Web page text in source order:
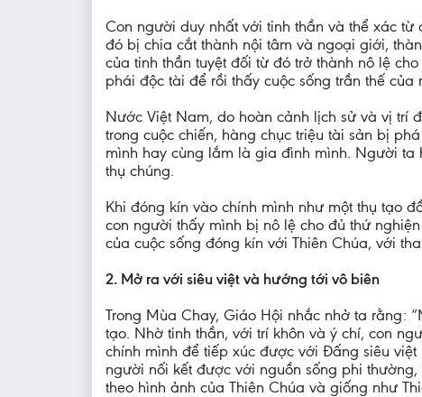
Con người duy nhất với tinh thần và thể xác
đó bị chia cắt thành nội tâm và ngoại giới,
của tinh thần tuyệt đối từ đó trở thành nô lệ
phái độc tài để rồi thấy cuộc sống trần thế
Nước Việt Nam, do hoàn cảnh lịch sử và vị trí
trong cuộc chiến, hàng chục triệu tài sản bị
mình hay cùng lắm là gia đình mình. Người ta
thụ chúng.
Khi đóng kín vào chính mình như một thụ tạo
con người thấy mình bị nô lệ cho đủ thứ
của cuộc sống đóng kín với Thiên Chúa, với
2. Mở ra với siêu việt và hướng tới vô biên
Trong Mùa Chay, Giáo Hội nhắc nhở ta rằng:
tạo. Nhờ tinh thần, với trí khôn và ý chí, con
chính mình để tiếp xúc được với Đấng siêu việt
người nối kết được với nguồn sống phi
theo hình ảnh của Thiên Chúa và giống như